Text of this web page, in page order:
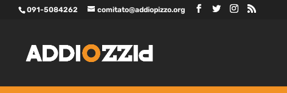
091-5084262 comitato@addiopizzo.org